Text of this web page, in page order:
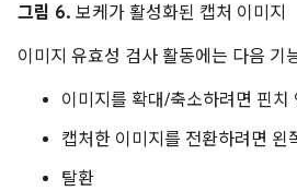
그림 6. 보케가 활성화된 캡처 이미지
이미지 유효성 검사 활동에는 다음 기
이미지를 확대/축소하려면 핀치
캡처한 이미지를 전환하려면 왼
탈환